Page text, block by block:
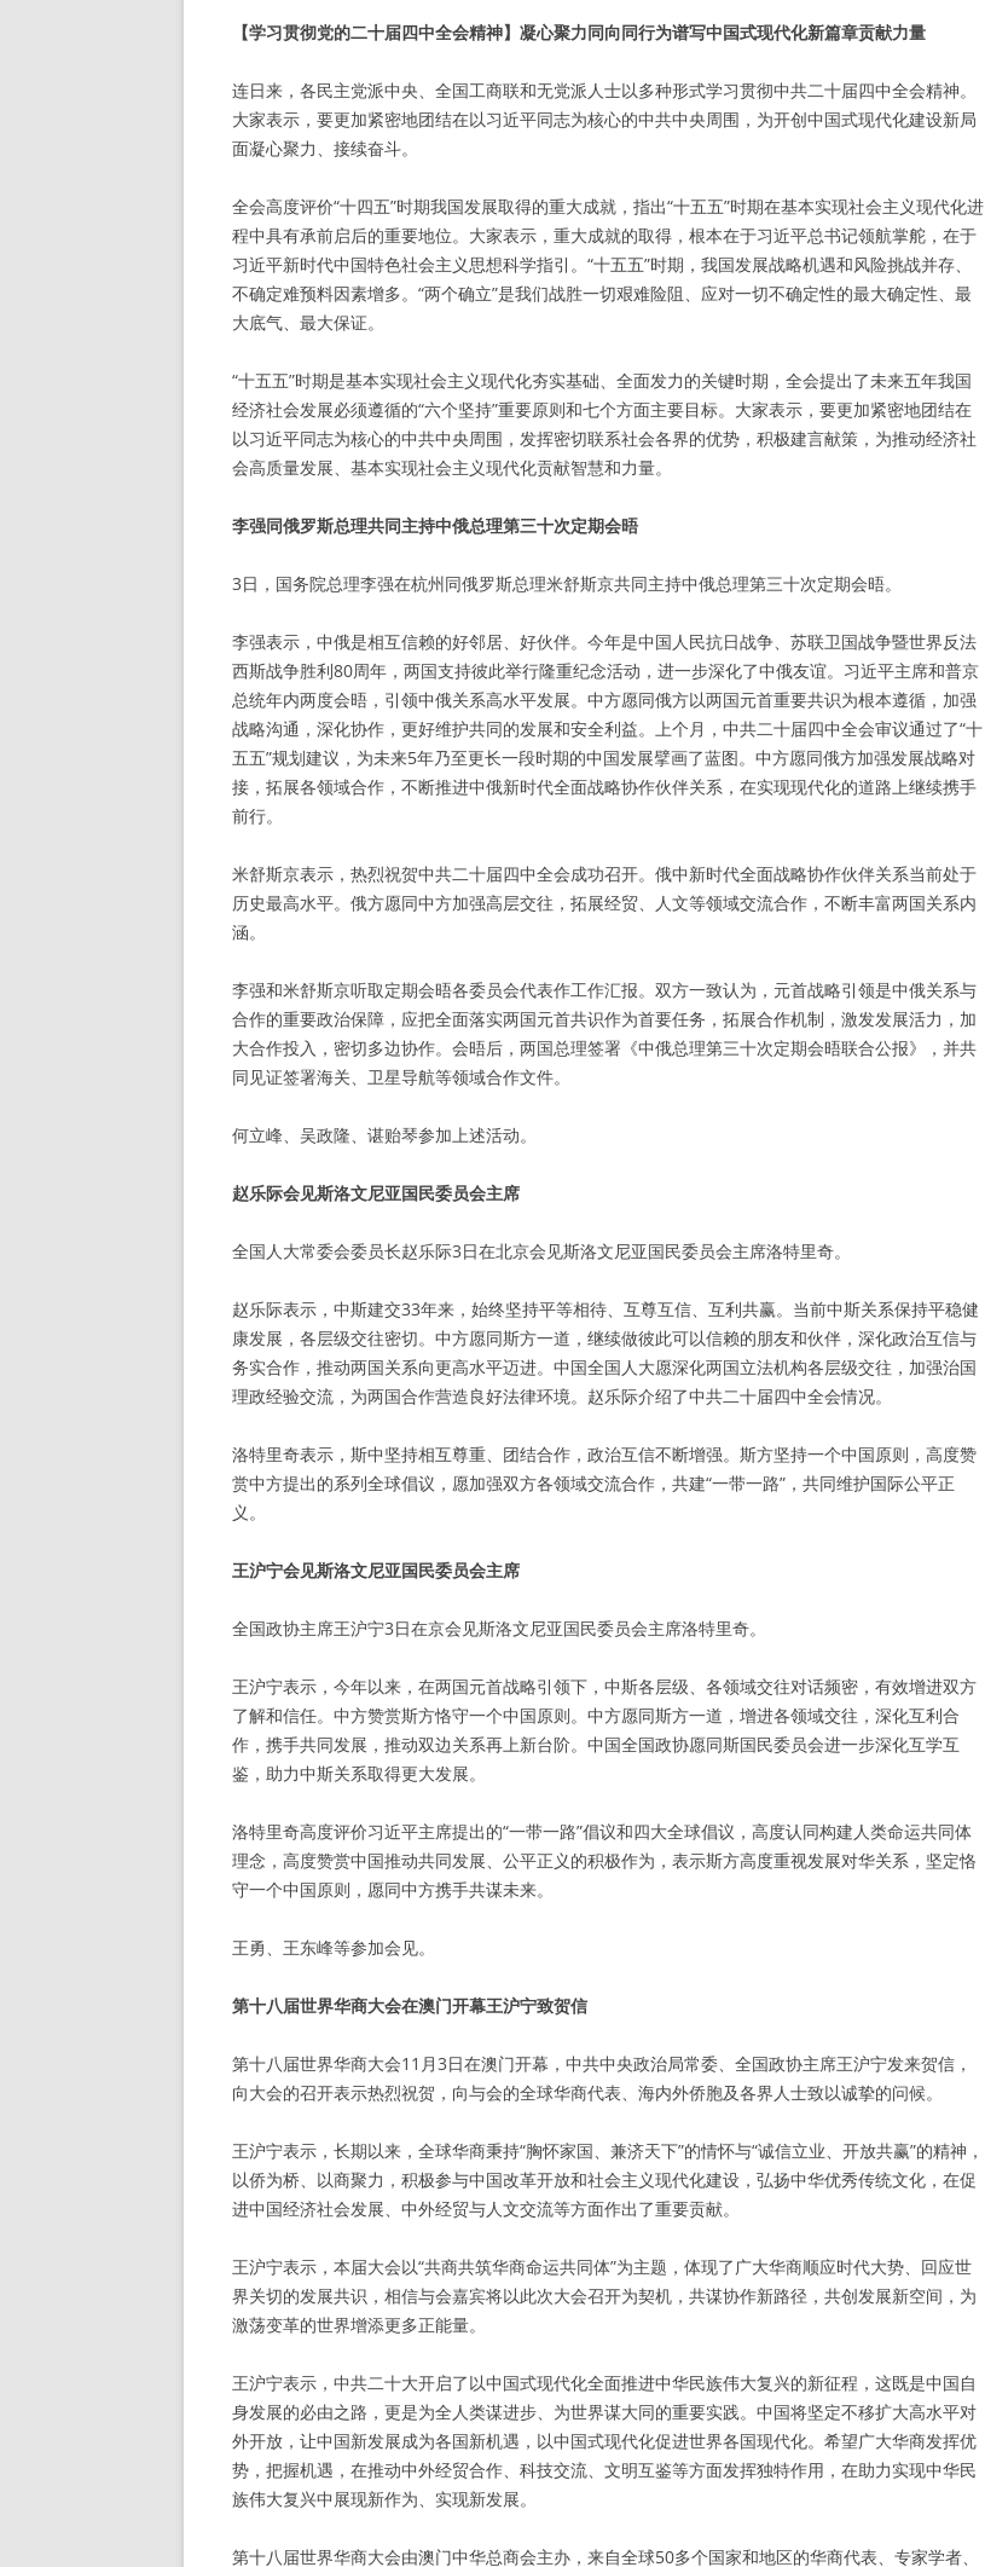
【学习贯彻党的二十届四中全会精神】凝心聚力同向同行为谱写中国式现代化新篇章贡献力量
连日来，各民主党派中央、全国工商联和无党派人士以多种形式学习贯彻中共二十届四中全会精神。
大家表示，要更加紧密地团结在以习近平同志为核心的中共中央周围，为开创中国式现代化建设新局
面凝心聚力、接续奋斗。
全会高度评价“十四五”时期我国发展取得的重大成就，指出“十五五”时期在基本实现社会主义现代化进
程中具有承前启后的重要地位。大家表示，重大成就的取得，根本在于习近平总书记领航掌舵，在于
习近平新时代中国特色社会主义思想科学指引。“十五五”时期，我国发展战略机遇和风险挑战并存、
不确定难预料因素增多。“两个确立”是我们战胜一切艰难险阻、应对一切不确定性的最大确定性、最
大底气、最大保证。
“十五五”时期是基本实现社会主义现代化夯实基础、全面发力的关键时期，全会提出了未来五年我国
经济社会发展必须遵循的“六个坚持”重要原则和七个方面主要目标。大家表示，要更加紧密地团结在
以习近平同志为核心的中共中央周围，发挥密切联系社会各界的优势，积极建言献策，为推动经济社
会高质量发展、基本实现社会主义现代化贡献智慧和力量。
李强同俄罗斯总理共同主持中俄总理第三十次定期会晤
3日，国务院总理李强在杭州同俄罗斯总理米舒斯京共同主持中俄总理第三十次定期会晤。
李强表示，中俄是相互信赖的好邻居、好伙伴。今年是中国人民抗日战争、苏联卫国战争暨世界反法
西斯战争胜利80周年，两国支持彼此举行隆重纪念活动，进一步深化了中俄友谊。习近平主席和普京
总统年内两度会晤，引领中俄关系高水平发展。中方愿同俄方以两国元首重要共识为根本遵循，加强
战略沟通，深化协作，更好维护共同的发展和安全利益。上个月，中共二十届四中全会审议通过了“十
五五”规划建议，为未来5年乃至更长一段时期的中国发展擘画了蓝图。中方愿同俄方加强发展战略对
接，拓展各领域合作，不断推进中俄新时代全面战略协作伙伴关系，在实现现代化的道路上继续携手
前行。
米舒斯京表示，热烈祝贺中共二十届四中全会成功召开。俄中新时代全面战略协作伙伴关系当前处于
历史最高水平。俄方愿同中方加强高层交往，拓展经贸、人文等领域交流合作，不断丰富两国关系内
涵。
李强和米舒斯京听取定期会晤各委员会代表作工作汇报。双方一致认为，元首战略引领是中俄关系与
合作的重要政治保障，应把全面落实两国元首共识作为首要任务，拓展合作机制，激发发展活力，加
大合作投入，密切多边协作。会晤后，两国总理签署《中俄总理第三十次定期会晤联合公报》，并共
同见证签署海关、卫星导航等领域合作文件。
何立峰、吴政隆、谌贻琴参加上述活动。
赵乐际会见斯洛文尼亚国民委员会主席
全国人大常委会委员长赵乐际3日在北京会见斯洛文尼亚国民委员会主席洛特里奇。
赵乐际表示，中斯建交33年来，始终坚持平等相待、互尊互信、互利共赢。当前中斯关系保持平稳健
康发展，各层级交往密切。中方愿同斯方一道，继续做彼此可以信赖的朋友和伙伴，深化政治互信与
务实合作，推动两国关系向更高水平迈进。中国全国人大愿深化两国立法机构各层级交往，加强治国
理政经验交流，为两国合作营造良好法律环境。赵乐际介绍了中共二十届四中全会情况。
洛特里奇表示，斯中坚持相互尊重、团结合作，政治互信不断增强。斯方坚持一个中国原则，高度赞
赏中方提出的系列全球倡议，愿加强双方各领域交流合作，共建“一带一路”，共同维护国际公平正
义。
王沪宁会见斯洛文尼亚国民委员会主席
全国政协主席王沪宁3日在京会见斯洛文尼亚国民委员会主席洛特里奇。
王沪宁表示，今年以来，在两国元首战略引领下，中斯各层级、各领域交往对话频密，有效增进双方
了解和信任。中方赞赏斯方恪守一个中国原则。中方愿同斯方一道，增进各领域交往，深化互利合
作，携手共同发展，推动双边关系再上新台阶。中国全国政协愿同斯国民委员会进一步深化互学互
鉴，助力中斯关系取得更大发展。
洛特里奇高度评价习近平主席提出的“一带一路”倡议和四大全球倡议，高度认同构建人类命运共同体
理念，高度赞赏中国推动共同发展、公平正义的积极作为，表示斯方高度重视发展对华关系，坚定恪
守一个中国原则，愿同中方携手共谋未来。
王勇、王东峰等参加会见。
第十八届世界华商大会在澳门开幕王沪宁致贺信
第十八届世界华商大会11月3日在澳门开幕，中共中央政治局常委、全国政协主席王沪宁发来贺信，
向大会的召开表示热烈祝贺，向与会的全球华商代表、海内外侨胞及各界人士致以诚挚的问候。
王沪宁表示，长期以来，全球华商秉持“胸怀家国、兼济天下”的情怀与“诚信立业、开放共赢”的精神，
以侨为桥、以商聚力，积极参与中国改革开放和社会主义现代化建设，弘扬中华优秀传统文化，在促
进中国经济社会发展、中外经贸与人文交流等方面作出了重要贡献。
王沪宁表示，本届大会以“共商共筑华商命运共同体”为主题，体现了广大华商顺应时代大势、回应世
界关切的发展共识，相信与会嘉宾将以此次大会召开为契机，共谋协作新路径，共创发展新空间，为
激荡变革的世界增添更多正能量。
王沪宁表示，中共二十大开启了以中国式现代化全面推进中华民族伟大复兴的新征程，这既是中国自
身发展的必由之路，更是为全人类谋进步、为世界谋大同的重要实践。中国将坚定不移扩大高水平对
外开放，让中国新发展成为各国新机遇，以中国式现代化促进世界各国现代化。希望广大华商发挥优
势，把握机遇，在推动中外经贸合作、科技交流、文明互鉴等方面发挥独特作用，在助力实现中华民
族伟大复兴中展现新作为、实现新发展。
第十八届世界华商大会由澳门中华总商会主办，来自全球50多个国家和地区的华商代表、专家学者、